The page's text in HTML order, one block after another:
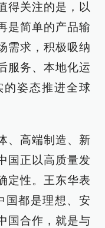
得关注的是，以
是简单的产品输
需求，积极吸纳
服务、本地化运
姿态推进全球
、高端制造、新
国正以高质量发
定性。王东华表
国都是理想、安
国合作，就是与